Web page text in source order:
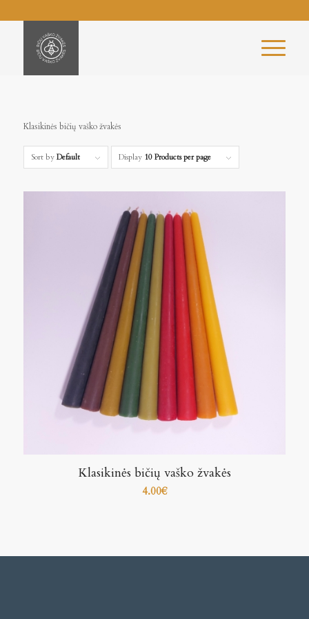
Klasikinės bičių vaško žvakės
Sort by Default Display 10 Products per page
Klasikinės bičių vaško žvakės
4.00€